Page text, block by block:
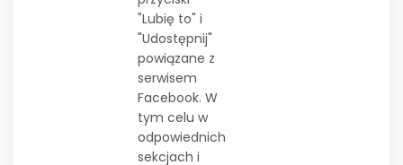
"Lubię to" i
"Udostępnij"
powiązane z
serwisem
Facebook. W
tym celu w
odpowiednich
sekcjach i